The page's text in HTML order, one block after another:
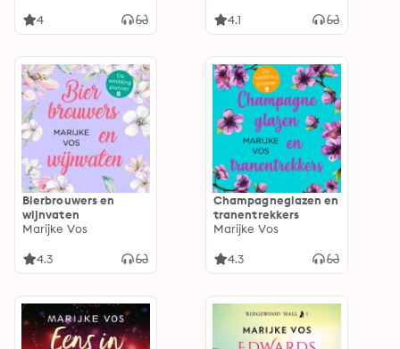
4 4.1
Bierbrouwers en
wijnvaten
Marijke Vos
4.3
Champagneglazen en
tranentrekkers
Marijke Vos
4.3